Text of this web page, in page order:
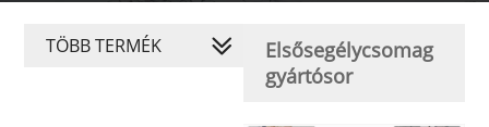
Elsősegélycsomag
gyártósor
TÖBB TERMÉK